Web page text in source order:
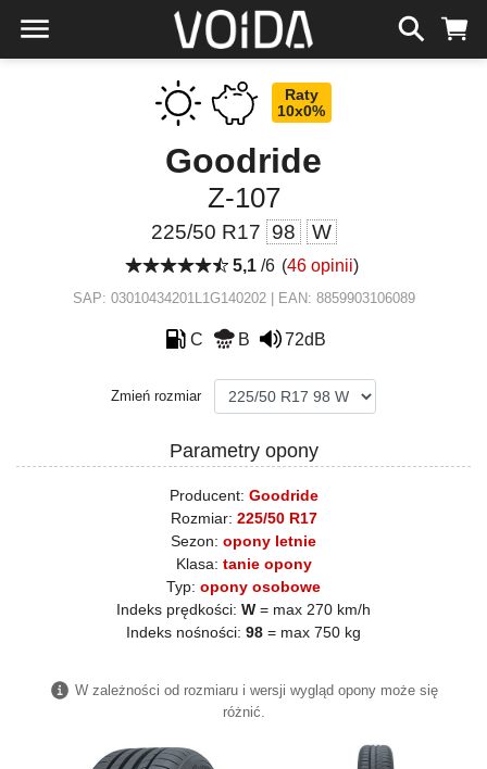
Raty
10x0%
Goodride
Z-107
225/50 R17 98 W
5,1/6 (46 opinii)
SAP: 03010434201L1G140202 | EAN: 8859903106089
C B 72dB
Zmień rozmiar
Parametry opony
Producent: Goodride
Rozmiar: 225/50 R17
Sezon: opony letnie
Klasa: tanie opony
Typ: opony osobowe
Indeks prędkości: W = max 270 km/h
Indeks nośności: 98 = max 750 kg
W zależności od rozmiaru i wersji wygląd opony może się
różnić.